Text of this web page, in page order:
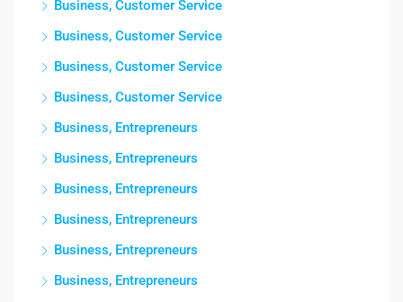
Business, Customer Service
Business, Customer Service
Business, Customer Service
Business, Customer Service
Business, Entrepreneurs
Business, Entrepreneurs
Business, Entrepreneurs
Business, Entrepreneurs
Business, Entrepreneurs
Business, Entrepreneurs